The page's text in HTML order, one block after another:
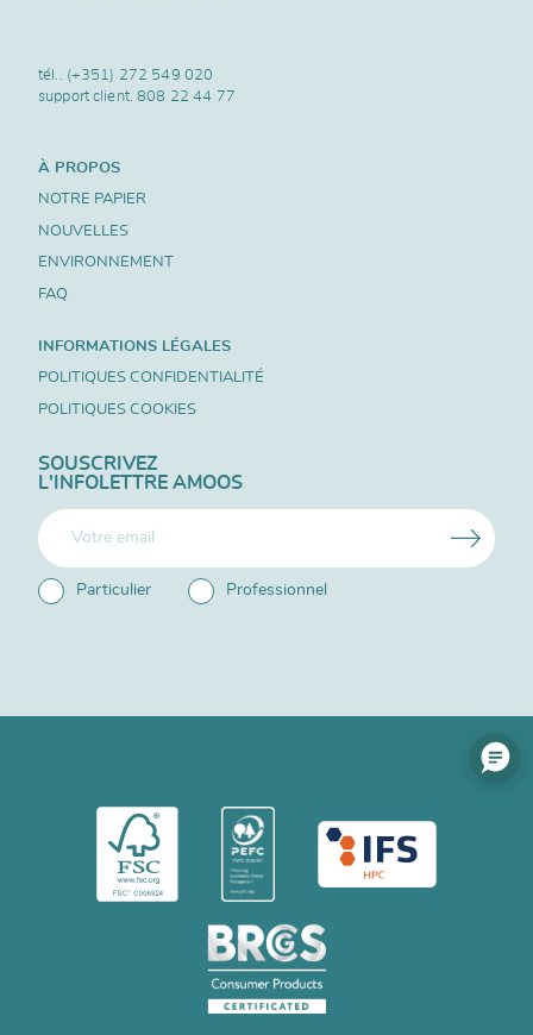
tél.. (+351) 272 549 020
support client.808 22 44 77
À PROPOS
NOTRE PAPIER
NOUVELLES
ENVIRONNEMENT
FAQ
INFORMATIONS LÉGALES
POLITIQUES CONFIDENTIALITÉ
POLITIQUES COOKIES
SOUSCRIVEZ
L'INFOLETTRE AMOOS
Particulier Professionnel